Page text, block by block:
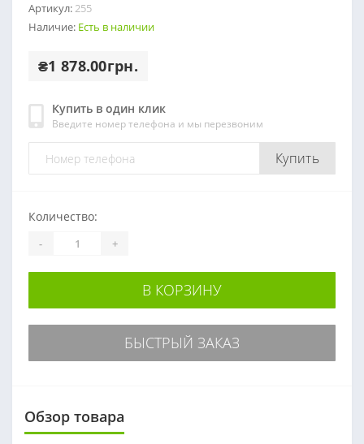
Артикул:255
Наличие: Есть в наличии
₴1 878.00грн.
Купить в один клик
Введите номер телефона и мы перезвоним
Купить
Количество:
- +
В КОРЗИНУ
БЫСТРЫЙ ЗАКАЗ
Обзор товара